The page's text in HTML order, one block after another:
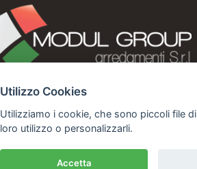
Utilizzo Cookies
Utilizziamo i cookie, che sono piccoli file
loro utilizzo o personalizzarli.
Accetta